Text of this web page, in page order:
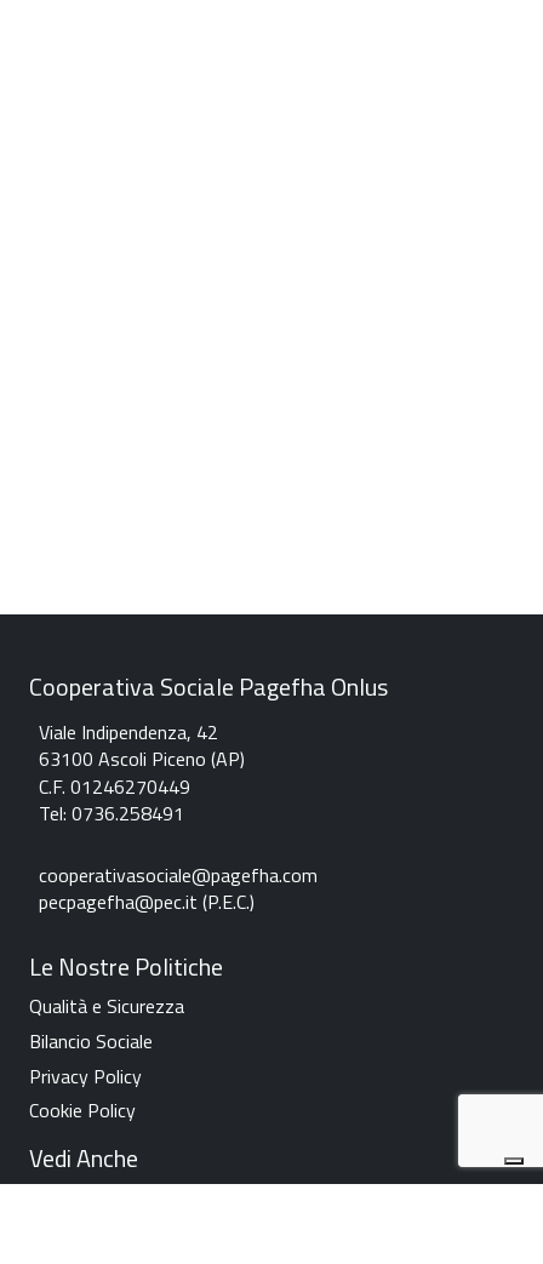
Cooperativa Sociale Pagefha Onlus
Viale Indipendenza, 42
63100 Ascoli Piceno (AP)
C.F. 01246270449
Tel: 0736.258491
cooperativasociale@pagefha.com
pecpagefha@pec.it (P.E.C.)
Le Nostre Politiche
Qualità e Sicurezza
Bilancio Sociale
Privacy Policy
Cookie Policy
Vedi Anche